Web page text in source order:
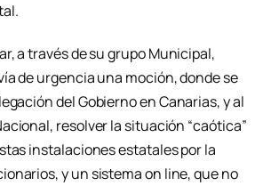
a través de su grupo Municipal,
de urgencia una moción, donde se
del Gobierno en Canarias, y al
resolver la situación “caótica”
instalaciones estatales por la
y un sistema on line, que no